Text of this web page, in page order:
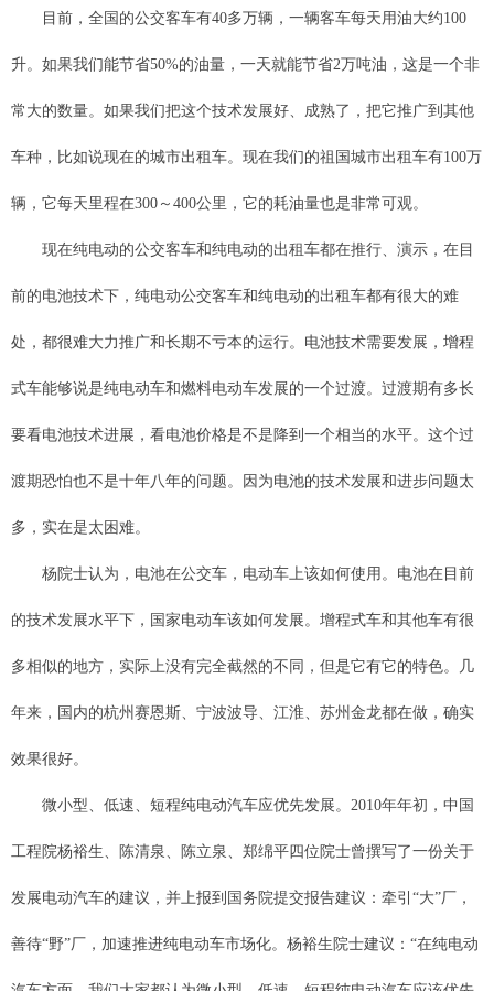
目前，全国的公交客车有40多万辆，一辆客车每天用油大约100
升。如果我们能节省50%的油量，一天就能节省2万吨油，这是一个非
常大的数量。如果我们把这个技术发展好、成熟了，把它推广到其他
车种，比如说现在的城市出租车。现在我们的祖国城市出租车有100万
辆，它每天里程在300～400公里，它的耗油量也是非常可观。
现在纯电动的公交客车和纯电动的出租车都在推行、演示，在目
前的电池技术下，纯电动公交客车和纯电动的出租车都有很大的难
处，都很难大力推广和长期不亏本的运行。电池技术需要发展，增程
式车能够说是纯电动车和燃料电动车发展的一个过渡。过渡期有多长
要看电池技术进展，看电池价格是不是降到一个相当的水平。这个过
渡期恐怕也不是十年八年的问题。因为电池的技术发展和进步问题太
多，实在是太困难。
杨院士认为，电池在公交车，电动车上该如何使用。电池在目前
的技术发展水平下，国家电动车该如何发展。增程式车和其他车有很
多相似的地方，实际上没有完全截然的不同，但是它有它的特色。几
年来，国内的杭州赛恩斯、宁波波导、江淮、苏州金龙都在做，确实
效果很好。
微小型、低速、短程纯电动汽车应优先发展。2010年年初，中国
工程院杨裕生、陈清泉、陈立泉、郑绵平四位院士曾撰写了一份关于
发展电动汽车的建议，并上报到国务院提交报告建议：牵引“大”厂，
善待“野”厂，加速推进纯电动车市场化。杨裕生院士建议：“在纯电动